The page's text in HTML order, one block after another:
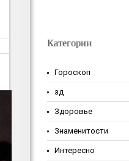
Категории
Гороскоп
зд
Здоровье
Знаменитости
Интересно